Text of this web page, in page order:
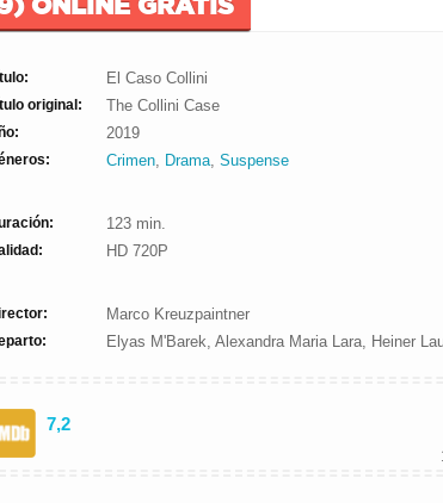
El Caso Collini
original: The Collini Case
2019
Crimen, Drama, Suspense
123 min.
HD 720P
Marco Kreuzpaintner
Elyas M'Barek, Alexandra Maria Lara, Heiner
7,2